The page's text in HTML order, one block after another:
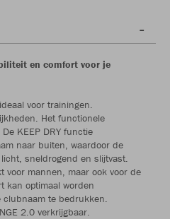
en comfort voor je
voor trainingen.
Het functionele
KEEP DRY functie
naar buiten, waardoor de
sneldrogend en slijtvast.
voor mannen, maar ook voor de
kan optimaal worden
te bedrukken.
2.0 verkrijgbaar.